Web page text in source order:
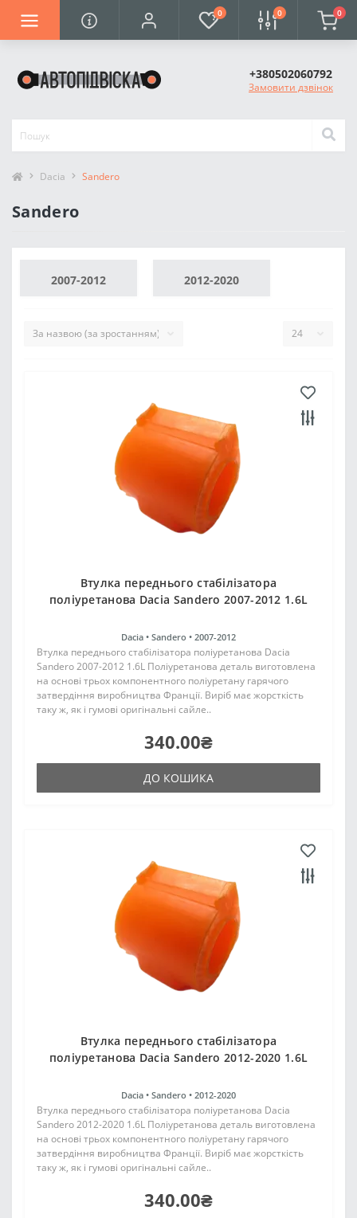
0 0 0
+380502060792
Замовити дзвінок
Dacia Sandero
Sandero
2007-2012 2012-2020
Втулка переднього стабілізатора
поліуретанова Dacia Sandero 2007-2012 1.6L
Dacia • Sandero • 2007-2012
Втулка переднього стабілізатора поліуретанова Dacia
Sandero 2007-2012 1.6L Поліуретанова деталь виготовлена
на основі трьох компонентного поліуретану гарячого
затвердіння виробництва Франції. Виріб має жорсткість
таку ж, як і гумові оригінальні сайле..
340.00₴
ДО КОШИКА
Втулка переднього стабілізатора
поліуретанова Dacia Sandero 2012-2020 1.6L
Dacia • Sandero • 2012-2020
Втулка переднього стабілізатора поліуретанова Dacia
Sandero 2012-2020 1.6L Поліуретанова деталь виготовлена
на основі трьох компонентного поліуретану гарячого
затвердіння виробництва Франції. Виріб має жорсткість
таку ж, як і гумові оригінальні сайле..
340.00₴